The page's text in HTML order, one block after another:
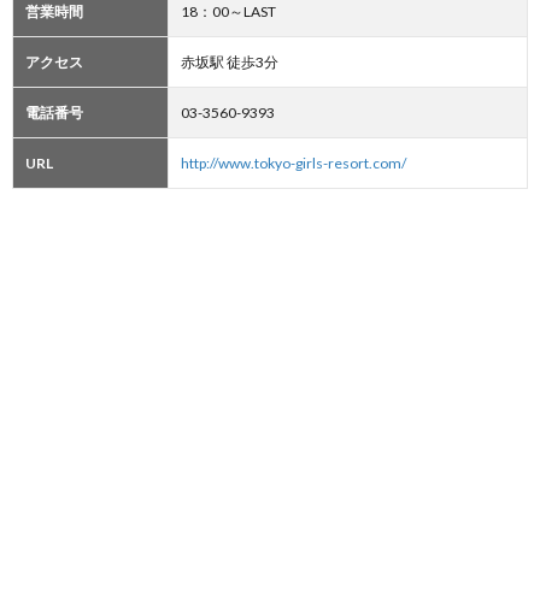
営業時間 18：00～LAST
アクセス 赤坂駅 徒歩3分
電話番号 03-3560-9393
URL http://www.tokyo-girls-resort.com/